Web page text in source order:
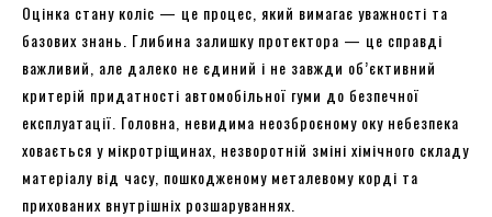
Оцінка стану коліс — це процес, який вимагає уважності та
базових знань. Глибина залишку протектора — це справді
важливий, але далеко не єдиний і не завжди об’єктивний
критерій придатності автомобільної гуми до безпечної
експлуатації. Головна, невидима неозброєному оку небезпека
ховається у мікротріщинах, незворотній зміні хімічного складу
матеріалу від часу, пошкодженому металевому корді та
прихованих внутрішніх розшаруваннях.